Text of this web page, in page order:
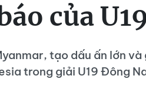
của
tạo dấu ấn lớn
trong giải U19 Đông